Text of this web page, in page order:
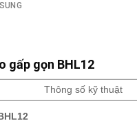
gấp gọn BHL12
Thông số kỹ thuật
BHL12